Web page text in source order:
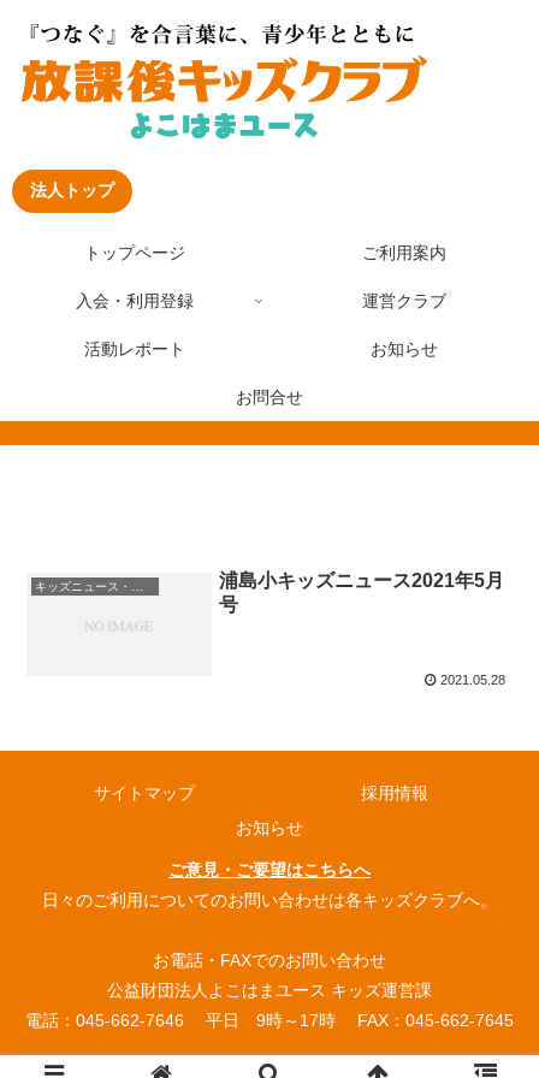
法人トップ
トップページ ご利用案内
入会・利用登録 運営クラブ
活動レポート お知らせ
お問合せ
キッズニュース・お知らせ
浦島小キッズニュース2021年5月
号
2021.05.28
サイトマップ
採用情報
お知らせ
ご意見・ご要望はこちらへ
日々のご利用についてのお問い合わせは各キッズクラブへ。
お電話・FAXでのお問い合わせ
公益財団法人よこはまユース キッズ運営課
電話：045-662-7646 平日 9時～17時 FAX：045-662-7645